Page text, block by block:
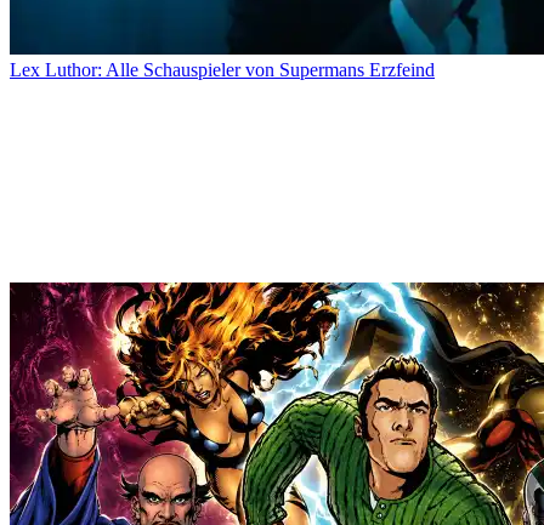
Lex Luthor: Alle Schauspieler von Supermans Erzfeind